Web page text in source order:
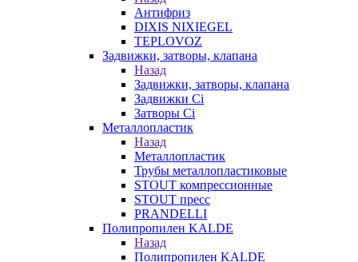
Антифриз
DIXIS NIXIEGEL
TEPLOVOZ
Задвижки, затворы, клапана
Назад
Задвижки, затворы, клапана
Задвижки Ci
Затворы Ci
Металлопластик
Назад
Металлопластик
Трубы металлопластиковые
STOUT компрессионные
STOUT пресс
PRANDELLI
Полипропилен KALDE
Назад
Полипропилен KALDE